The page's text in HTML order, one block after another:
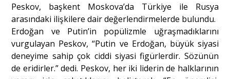
Yazarlar
Eğitim
Peskov, başkent Moskova’da Türkiye ile Rusya
arasındaki ilişkilere dair değerlendirmelerde bulundu.
Erdoğan ve Putin’in popülizmle uğraşmadıklarını
vurgulayan Peskov, “Putin ve Erdoğan, büyük siyasi
deneyime sahip çok ciddi siyasi figürlerdir. Sözünün
de eridirler.” dedi. Peskov, her iki liderin de halklarının